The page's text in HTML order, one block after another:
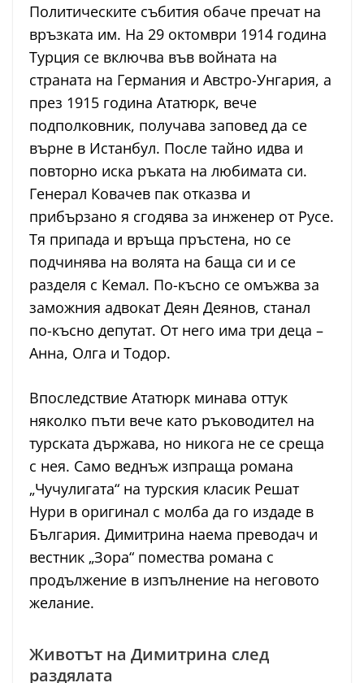
Политическите събития обаче пречат на
връзката им. На 29 октомври 1914 година
Турция се включва във войната на
страната на Германия и Австро-Унгария, а
през 1915 година Ататюрк, вече
подполковник, получава заповед да се
върне в Истанбул. После тайно идва и
повторно иска ръката на любимата си.
Генерал Ковачев пак отказва и
прибързано я сгодява за инженер от Русе.
Тя припада и връща пръстена, но се
подчинява на волята на баща си и се
разделя с Кемал. По-късно се омъжва за
заможния адвокат Деян Деянов, станал
по-късно депутат. От него има три деца –
Анна, Олга и Тодор.
Впоследствие Ататюрк минава оттук
няколко пъти вече като ръководител на
турската държава, но никога не се среща
с нея. Само веднъж изпраща романа
„Чучулигата“ на турския класик Решат
Нури в оригинал с молба да го издаде в
България. Димитрина наема преводач и
вестник „Зора“ помества романа с
продължение в изпълнение на неговото
желание.
Животът на Димитрина след
раздялата